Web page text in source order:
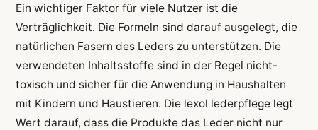
Ein wichtiger Faktor für viele Nutzer ist die
Verträglichkeit. Die Formeln sind darauf ausgelegt, die
natürlichen Fasern des Leders zu unterstützen. Die
verwendeten Inhaltsstoffe sind in der Regel nicht-
toxisch und sicher für die Anwendung in Haushalten
mit Kindern und Haustieren. Die lexol lederpflege legt
Wert darauf, dass die Produkte das Leder nicht nur